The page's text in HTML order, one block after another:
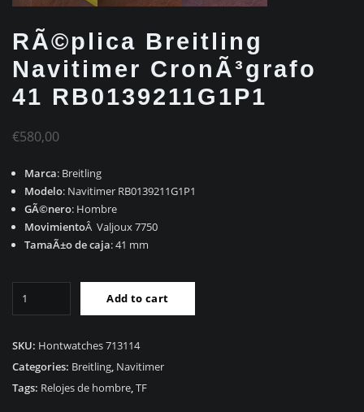
RÃ©plica Breitling
Navitimer CronÃ³grafo
41 RB0139211G1P1
€580,00
Marca: Breitling
Modelo: Navitimer RB0139211G1P1
GÃ©nero: Hombre
MovimientoÂ Valjoux 7750
TamaÃ±o de caja: 41 mm
CronÃ³grafo
41
quantity
Add to cart
SKU: Hontwatches 713114
Categories: Breitling, Navitimer
Tags: Relojes de hombre,TF